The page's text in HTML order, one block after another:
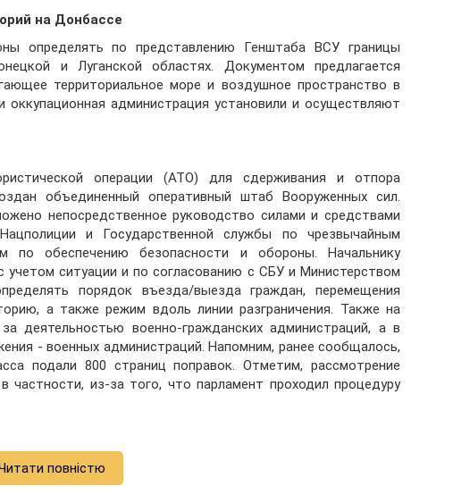
на Донбассе
определять по представлению Генштаба ВСУ границы
и Луганской областях. Документом предлагается
территориальное море и воздушное пространство в
администрация установили и осуществляют
операции (АТО) для сдерживания и отпора
объединенный оперативный штаб Вооруженных сил.
непосредственное руководство силами и средствами
и Государственной службы по чрезвычайным
по обеспечению безопасности и обороны. Начальнику
учетом ситуации и по согласованию с СБУ и Министерством
порядок въезда/выезда граждан, перемещения
а также режим вдоль линии разграничения. Также на
деятельностью военно-гражданских администраций, а в
- военных администраций. Напомним, ранее сообщалось,
подали 800 страниц поправок. Отметим, рассмотрение
из-за того, что парламент проходил процедуру
повністю